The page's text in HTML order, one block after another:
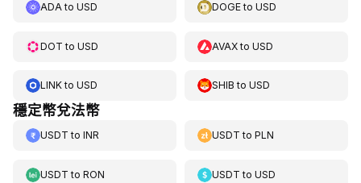
ADAto USD DOGEtoUSD
DOT to USD AVAXtoUSD
LINKto USD SHIB toUSD
穩定幣兌法幣
USDT to INR USDT toPLN
USDT to RON USDT toUSD